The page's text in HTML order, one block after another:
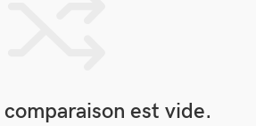
est vide.